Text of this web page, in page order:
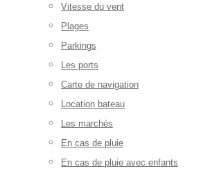
Vitesse du vent
Plages
Parkings
Les ports
Carte de navigation
Location bateau
Les marchés
En cas de pluie
En cas de pluie avec enfants